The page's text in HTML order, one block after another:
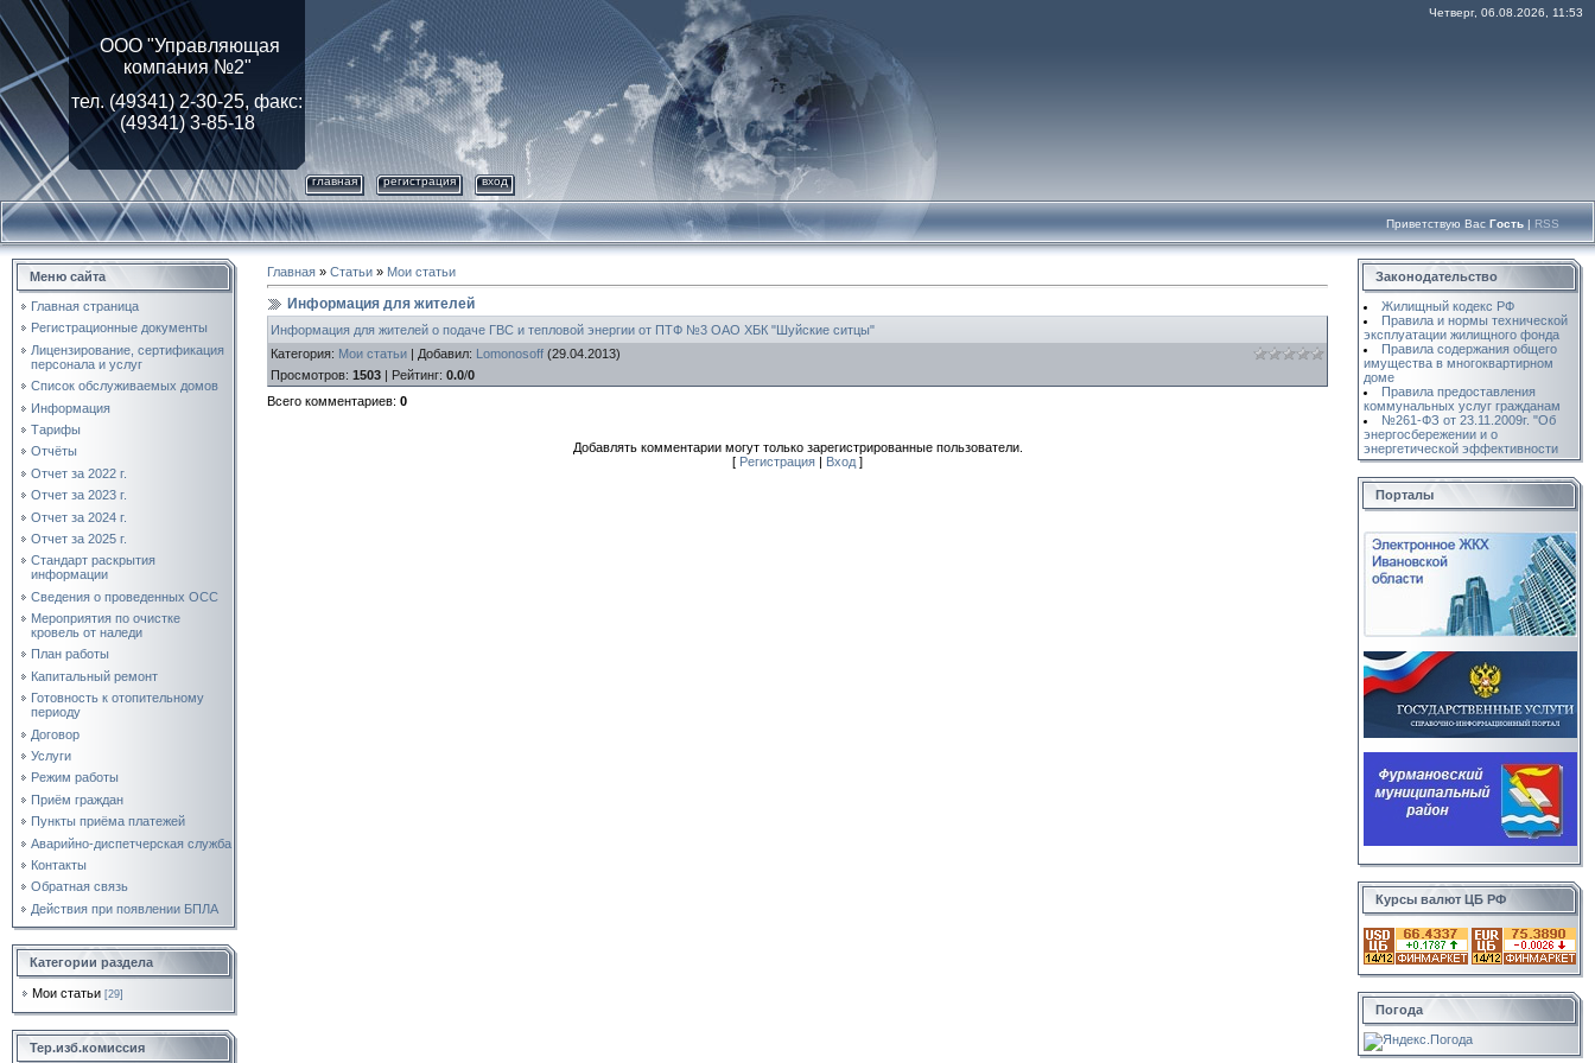
ООО "Управляющая
компания №2"
тел. (49341) 2-30-25, факс:
(49341) 3-85-18
Четверг, 06.08.2026, 11:53
главная регистрация вход
Приветствую Вас Гость | RSS
Меню сайта
Главная страница
Регистрационные документы
Лицензирование, cертификация
персонала и услуг
Список обслуживаемых домов
Информация
Тарифы
Отчёты
Отчет за 2022 г.
Отчет за 2023 г.
Отчет за 2024 г.
Отчет за 2025 г.
Стандарт раскрытия
информации
Сведения о проведенных ОСС
Мероприятия по очистке
кровель от наледи
План работы
Капитальный ремонт
Готовность к отопительному
периоду
Договор
Услуги
Режим работы
Приём граждан
Пункты приёма платежей
Аварийно-диспетчерская служба
Контакты
Обратная связь
Действия при появлении БПЛА
Категории раздела
Мои статьи [29]
Тер.изб.комиссия
Главная » Статьи » Мои статьи
Информация для жителей
Информация для жителей о подаче ГВС и тепловой энергии от ПТФ №3 ОАО ХБК "Шуйские ситцы"
Категория: Мои статьи | Добавил: Lomonosoff (29.04.2013)
Просмотров: 1503 | Рейтинг: 0.0/0
Всего комментариев: 0
Добавлять комментарии могут только зарегистрированные пользователи.
[ Регистрация | Вход ]
Законодательство
Жилищный кодекс РФ
Правила и нормы технической
эксплуатации жилищного фонда
Правила содержания общего
имущества в многоквартирном
доме
Правила предоставления
коммунальных услуг гражданам
№261-ФЗ от 23.11.2009г. "Об
энергосбережении и о
энергетической эффективности
Порталы
Курсы валют ЦБ РФ
Погода